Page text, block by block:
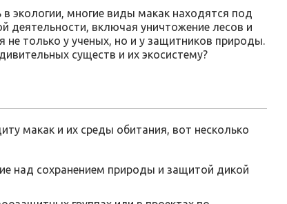
экологии, многие виды макак находятся под
деятельности, включая уничтожение лесов и
не только у ученых, но и у защитников природы.
существ и их экосистему?
макак и их среды обитания, вот несколько
над сохранением природы и защитой дикой